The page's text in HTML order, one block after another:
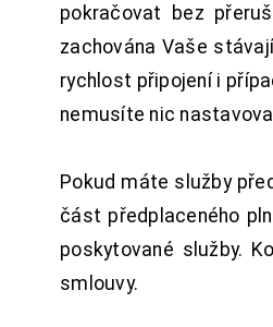
pokračovat bez
zachována Vaše
rychlost připojení i
nemusíte nic
Pokud máte služby
část předplaceného
poskytované služby.
smlouvy.